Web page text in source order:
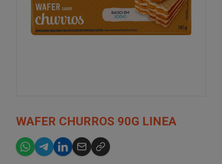
WAFER CHURROS 90G LINEA